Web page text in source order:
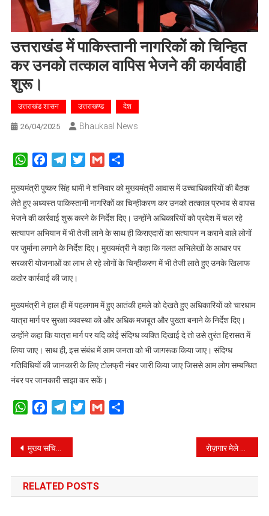
उत्तराखंड में पाकिस्तानी नागरिकों को चिन्हित
कर उनको तत्काल वापिस भेजने की कार्यवाही
शुरू।
उत्तराखंड शासन उत्तराखण्ड देश
26/04/2025 Bhaukaal News
WhatsAppFacebookTelegramTwitterGmail
मुख्यमंत्री पुष्कर सिंह धामी ने शनिवार को मुख्यमंत्री आवास में उच्चाधिकारियों की बैठक
लेते हुए अध्यस्त पाकिस्तानी नागरिकों का चिन्हीकरण कर उनको तत्काल प्रभाव से वापस
भेजने की कार्रवाई शुरू करने के निर्देश दिए। उन्होंने अधिकारियों को प्रदेश में चल रहे
सत्यापन अभियान में भी तेजी लाने के साथ ही किराएदारों का सत्यापन न कराने वाले लोगों
पर जुर्माना लगाने के निर्देश दिए। मुख्यमंत्री ने कहा कि गलत अभिलेखों के आधार पर
सरकारी योजनाओं का लाभ ले रहे लोगों के चिन्हीकरण में भी तेजी लाते हुए उनके खिलाफ
कठोर कार्रवाई की जाए।
मुख्यमंत्री ने हाल ही में पहलगाम में हुए आतंकी हमले को देखते हुए अधिकारियों को चारधाम
यात्रा मार्ग पर सुरक्षा व्यवस्था को और अधिक मजबूत और पुख्ता बनाने के निर्देश दिए।
उन्होंने कहा कि यात्रा मार्ग पर यदि कोई संदिग्ध व्यक्ति दिखाई दे तो उसे तुरंत हिरासत में
लिया जाए। साथ ही, इस संबंध में आम जनता को भी जागरूक किया जाए। संदिग्ध
गतिविधियों की जानकारी के लिए टोलफ्री नंबर जारी किया जाए जिससे आम लोग सम्बन्धित
नंबर पर जानकारी साझा कर सकें।
WhatsAppFacebookTelegramTwitterGmail
Post
navigation
मुख्य सचिव ने बद्रीनाथ धाम में मास्टर प्लान के कार्यो का किया निरीक्षण।
RELATED POSTS